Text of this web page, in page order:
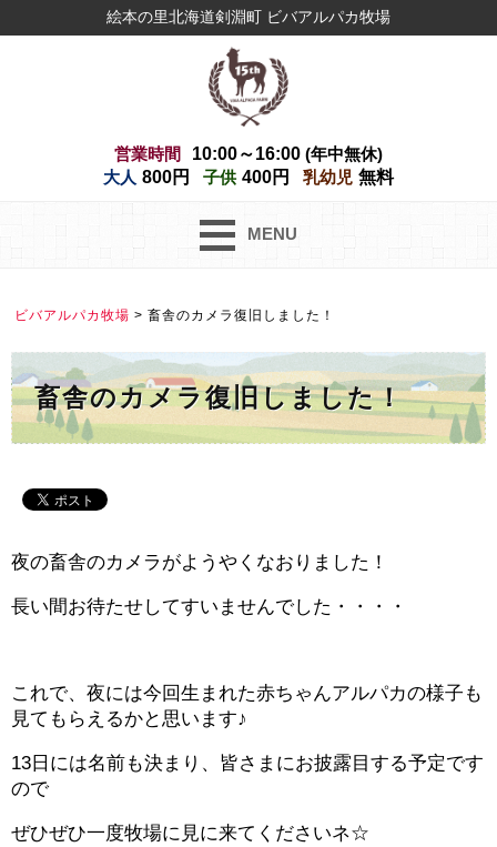
絵本の里北海道剣淵町 ビバアルパカ牧場
営業時間 10:00～16:00 (年中無休)
大人 800円 子供 400円 乳幼児 無料
MENU
ビバアルパカ牧場 > 畜舎のカメラ復旧しました！
畜舎のカメラ復旧しました！
夜の畜舎のカメラがようやくなおりました！
長い間お待たせしてすいませんでした・・・・
これで、夜には今回生まれた赤ちゃんアルパカの様子も
見てもらえるかと思います♪
13日には名前も決まり、皆さまにお披露目する予定です
ので
ぜひぜひ一度牧場に見に来てくださいネ☆